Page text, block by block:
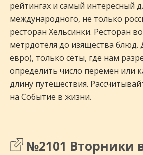
рейтингах и самый интересный
международного, не только
ресторан Хельсинки. Ресторан
метрдотеля до изящества блюд.
евро), только сеты, где нам
определить число перемен или
длину путешествия.
на Событие в жизни.
№2101 Вторники